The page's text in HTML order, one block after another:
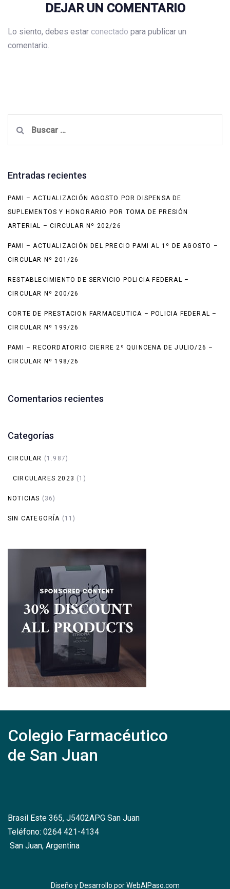
DEJAR UN COMENTARIO
Lo siento, debes estar conectado para publicar un
comentario.
Entradas recientes
PAMI – ACTUALIZACIÓN AGOSTO POR DISPENSA DE
SUPLEMENTOS Y HONORARIO POR TOMA DE PRESIÓN
ARTERIAL – CIRCULAR Nº 202/26
PAMI – ACTUALIZACIÓN DEL PRECIO PAMI AL 1º DE AGOSTO –
CIRCULAR Nº 201/26
RESTABLECIMIENTO DE SERVICIO POLICIA FEDERAL –
CIRCULAR Nº 200/26
CORTE DE PRESTACION FARMACEUTICA – POLICIA FEDERAL –
CIRCULAR Nº 199/26
PAMI – RECORDATORIO CIERRE 2º QUINCENA DE JULIO/26 –
CIRCULAR Nº 198/26
Comentarios recientes
Categorías
CIRCULAR (1.987)
CIRCULARES 2023 (1)
NOTICIAS (36)
SIN CATEGORÍA (11)
Colegio Farmacéutico
de San Juan
Brasil Este 365, J5402APG San Juan
Teléfono: 0264 421-4134
San Juan, Argentina
Diseño y Desarrollo porWebAlPaso.com